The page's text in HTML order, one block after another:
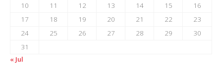
10
11 12 13 14 15
16
17
18 19 20 21 22
23
24
25 26 27 28 29
30
31
« Jul